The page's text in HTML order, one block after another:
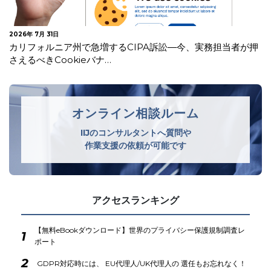
2026年 7月 28日
各国のAI関連法令・ガイドライン・ガイダンス等の公表状況
オンライン相談ルーム
IIJのコンサルタントへ質問や
作業支援の依頼が可能です
アクセスランキング
1
【無料eBookダウンロード】世界のプライバシー保護規制調査レ
ポート
2 GDPR対応時には、 EU代理人/UK代理人の 選任もお忘れなく！